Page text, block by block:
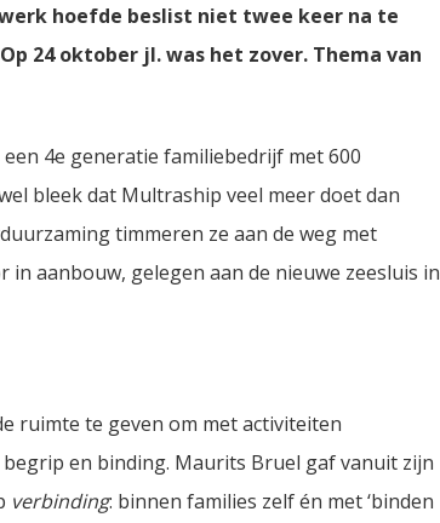
hoefde beslist niet twee keer na te
24 oktober jl. was het zover. Thema van
4e generatie familiebedrijf met 600
bleek dat Multraship veel meer doet dan
timmeren ze aan de weg met
aanbouw, gelegen aan de nieuwe zeesluis in
ruimte te geven om met activiteiten
en binding. Maurits Bruel gaf vanuit zijn
verbinding: binnen families zelf én met ‘binden